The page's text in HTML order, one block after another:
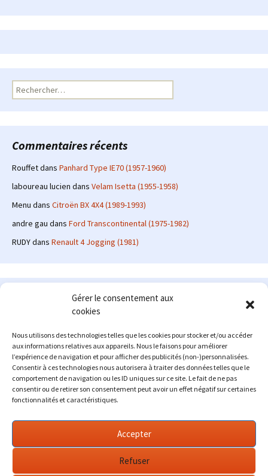
Gérer le consentement aux
cookies
Nous utilisons des technologies telles que les cookies pour stocker et/ou accéder
aux informations relatives aux appareils. Nous le faisons pour améliorer
l’expérience de navigation et pour afficher des publicités (non-)personnalisées.
Consentir à ces technologies nous autorisera à traiter des données telles que le
comportement de navigation ou les ID uniques sur ce site. Le fait de ne pas
consentir ou de retirer son consentement peut avoir un effet négatif sur certaines
fonctionnalités et caractéristiques.
Accepter
Refuser
Rechercher :
Commentaires récents
Rouffetdans Panhard Type IE70 (1957-1960)
laboureau lucien dans Velam Isetta (1955-1958)
Menu dans Citroën BX 4X4 (1989-1993)
andre gau dans Ford Transcontinental (1975-1982)
RUDYdans Renault 4 Jogging (1981)
Le site en quelques mots
: passionné d'automobile ancienne depuis de
internet à partir de 2009 au travers d'un blog qui a connu un relatif
succès. Fin 2013, je décide de prendre mon autonomie et me lancer
avec mon propre site : l'Automobile Ancienne.
Me contacter : alex(at)lautomobileancienne.com